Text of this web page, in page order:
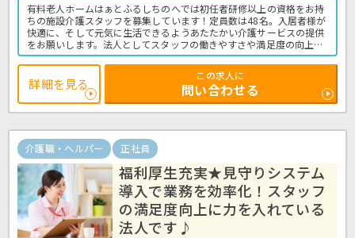
有料老人ホームはぁとふるしちのへでは初任者研修以上の資格をお持
ちの施設介護スタッフを募集しています！定員数は48名。入居者様が
快適に、そして元気に生活できるようあたたかい介護サービスの提供
をお願いします。法人としてスタッフの働きやすさや満足度の向上に
も力を入れており、積立型NISAの奨励金の支給や高濃度酸素カプセル
の設置、任意労災保険への加入などうれしい福利厚生が充実していま
す♪また居室には見守りシステムを導入し、入居者様の健康や安全に
もいちはやく対応することができる環境を整え業務の効率化を図って
います。明るく楽しくをモットーに掲げる活気あるホームです！ご興
味をお持ちでしたらお気軽にほっ介護までお問い合わせくださいね。
有料老人ホームでの介護業務全般です。＜介護職 正職員 有料老人
ホームの求人＞
詳細を見る
この求人に
問い合わせる
介護職・ヘルパー 正社員
福利厚生充実★見守りシステム
導入で業務を効率化！スタッフ
の満足度向上に力を入れている
法人です♪